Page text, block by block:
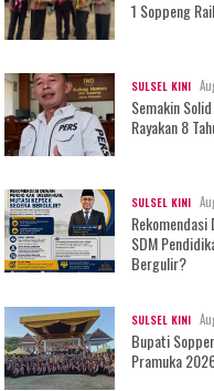
1 Soppeng
SULSEL KINI
Semakin
Rayakan 8
SULSEL KINI
Rekomendasi
SDM
Bergulir?
SULSEL KINI
Bupati
Pramuka